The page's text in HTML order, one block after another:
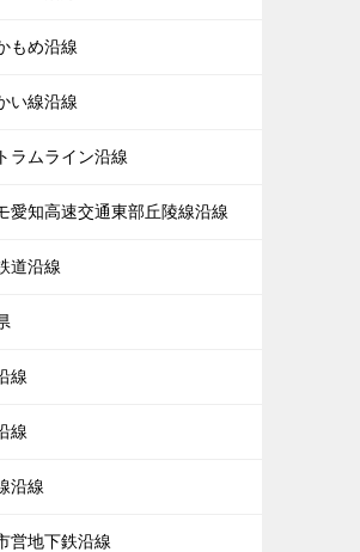
もめ沿線
い線沿線
ラムライン沿線
愛知高速交通東部丘陵線沿線
道沿線
線
線
沿線
営地下鉄沿線